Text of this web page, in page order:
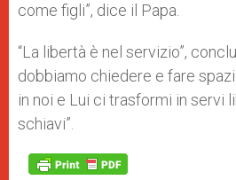
come figli”, dice il Papa.
“La libertà è nel servizio”,
dobbiamo chiedere e fare
in noi e Lui ci trasformi in servi
schiavi”.